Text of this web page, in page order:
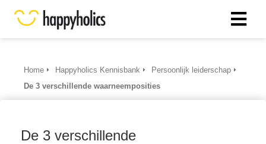
Home Happyholics Kennisbank
Persoonlijk leiderschap
De 3 verschillende waarneemposities
De 3 verschillende